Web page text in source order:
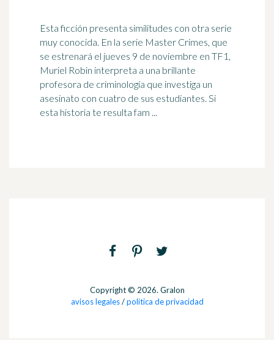
Esta ficción presenta similitudes con otra serie
muy conocida. En la serie Master Crimes, que
se estrenará el jueves 9 de noviembre en TF1,
Muriel Robin interpreta a una brillante
profesora de criminología que investiga un
asesinato con cuatro de sus estudiantes. Si
esta historia te resulta fam ...
Copyright © 2026. Gralon
avisos legales/politica de privacidad